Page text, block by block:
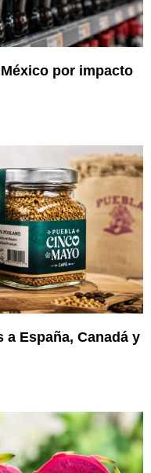
por impacto
España, Canadá y